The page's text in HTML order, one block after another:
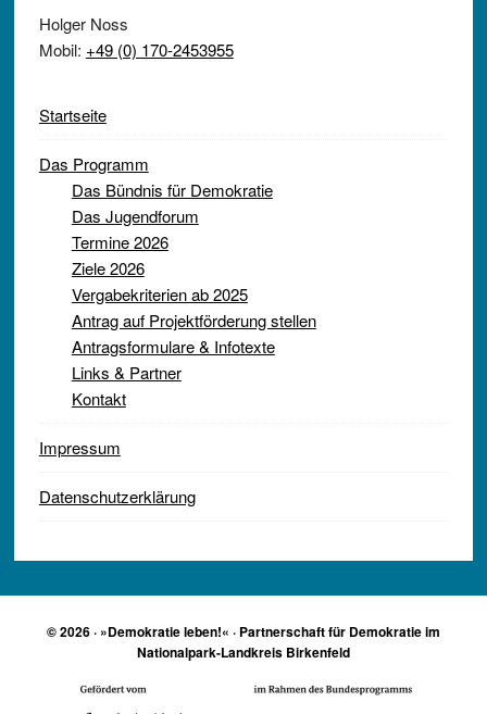
Holger Noss
Mobil: +49 (0) 170-2453955
Startseite
Das Programm
Das Bündnis für Demokratie
Das Jugendforum
Termine 2026
Ziele 2026
Vergabekriterien ab 2025
Antrag auf Projektförderung stellen
Antragsformulare & Infotexte
Links & Partner
Kontakt
Impressum
Datenschutzerklärung
© 2026 · »Demokratie leben!« · Partnerschaft für Demokratie im
Nationalpark-Landkreis Birkenfeld